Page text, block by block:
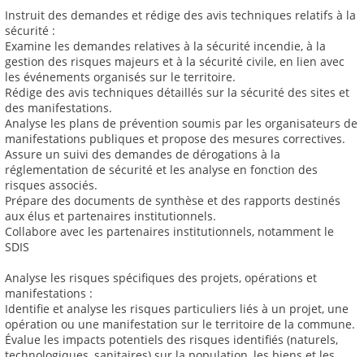
Instruit des demandes et rédige des avis techniques relatifs à la
sécurité :
Examine les demandes relatives à la sécurité incendie, à la
gestion des risques majeurs et à la sécurité civile, en lien avec
les événements organisés sur le territoire.
Rédige des avis techniques détaillés sur la sécurité des sites et
des manifestations.
Analyse les plans de prévention soumis par les organisateurs de
manifestations publiques et propose des mesures correctives.
Assure un suivi des demandes de dérogations à la
réglementation de sécurité et les analyse en fonction des
risques associés.
Prépare des documents de synthèse et des rapports destinés
aux élus et partenaires institutionnels.
Collabore avec les partenaires institutionnels, notamment le
SDIS
Analyse les risques spécifiques des projets, opérations et
manifestations :
Identifie et analyse les risques particuliers liés à un projet, une
opération ou une manifestation sur le territoire de la commune.
Évalue les impacts potentiels des risques identifiés (naturels,